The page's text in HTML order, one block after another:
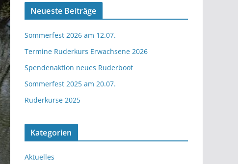
Neueste Beiträge
Sommerfest 2026 am 12.07.
Termine Ruderkurs Erwachsene 2026
Spendenaktion neues Ruderboot
Sommerfest 2025 am 20.07.
Ruderkurse 2025
Kategorien
Aktuelles